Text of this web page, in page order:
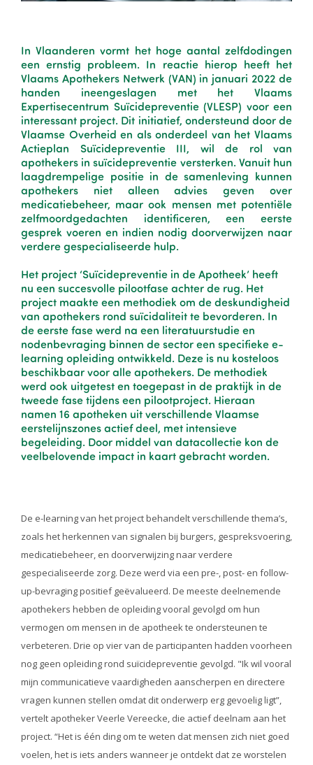
In Vlaanderen vormt het hoge aantal zelfdodingen
een ernstig probleem. In reactie hierop heeft het
Vlaams Apothekers Netwerk (VAN) in januari 2022 de
handen ineengeslagen met het Vlaams
Expertisecentrum Suïcidepreventie (VLESP) voor een
interessant project. Dit initiatief, ondersteund door de
Vlaamse Overheid en als onderdeel van het Vlaams
Actieplan Suïcidepreventie III, wil de rol van
apothekers in suïcidepreventie versterken. Vanuit hun
laagdrempelige positie in de samenleving kunnen
apothekers niet alleen advies geven over
medicatiebeheer, maar ook mensen met potentiële
zelfmoordgedachten identificeren, een eerste
gesprek voeren en indien nodig doorverwijzen naar
verdere gespecialiseerde hulp.
Het project ‘Suïcidepreventie in de Apotheek’ heeft
nu een succesvolle pilootfase achter de rug. Het
project maakte een methodiek om de deskundigheid
van apothekers rond suïcidaliteit te bevorderen. In
de eerste fase werd na een literatuurstudie en
nodenbevraging binnen de sector een specifieke e-
learning opleiding ontwikkeld. Deze is nu kosteloos
beschikbaar voor alle apothekers. De methodiek
werd ook uitgetest en toegepast in de praktijk in de
tweede fase tijdens een pilootproject. Hieraan
namen 16 apotheken uit verschillende Vlaamse
eerstelijnszones actief deel, met intensieve
begeleiding. Door middel van datacollectie kon de
veelbelovende impact in kaart gebracht worden.
De e-learning van het project behandelt verschillende thema’s,
zoals het herkennen van signalen bij burgers, gespreksvoering,
medicatiebeheer, en doorverwijzing naar verdere
gespecialiseerde zorg. Deze werd via een pre-, post- en follow-
up-bevraging positief geëvalueerd. De meeste deelnemende
apothekers hebben de opleiding vooral gevolgd om hun
vermogen om mensen in de apotheek te ondersteunen te
verbeteren. Drie op vier van de participanten hadden voorheen
nog geen opleiding rond suïcidepreventie gevolgd. "Ik wil vooral
mijn communicatieve vaardigheden aanscherpen en directere
vragen kunnen stellen omdat dit onderwerp erg gevoelig ligt”,
vertelt apotheker Veerle Vereecke, die actief deelnam aan het
project. “Het is één ding om te weten dat mensen zich niet goed
voelen, het is iets anders wanneer je ontdekt dat ze worstelen